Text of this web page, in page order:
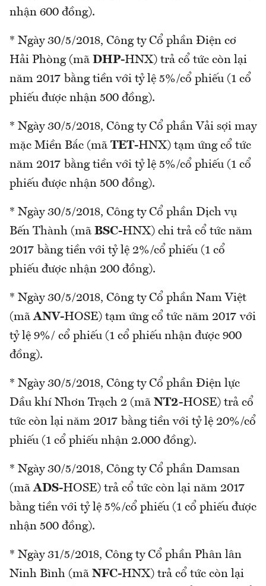
nhận 600 đồng).
* Ngày 30/5/2018, Công ty Cổ phần Điện cơ
Hải Phòng (mã DHP-HNX) trả cổ tức còn lại
năm 2017 bằng tiền với tỷ lệ 5%/cổ phiếu (1 cổ
phiếu được nhận 500 đồng).
* Ngày 30/5/2018, Công ty Cổ phần Vải sợi may
mặc Miền Bắc (mã TET-HNX) tạm ứng cổ tức
năm 2017 bằng tiền với tỷ lệ 5%/cổ phiếu (1 cổ
phiếu được nhận 500 đồng).
* Ngày 30/5/2018, Công ty Cổ phần Dịch vụ
Bến Thành (mã BSC-HNX) chi trả cổ tức năm
2017 bằng tiền với tỷ lệ 2%/cổ phiếu (1 cổ
phiếu được nhận 200 đồng).
* Ngày 30/5/2018, Công ty Cổ phần Nam Việt
(mãANV-HOSE) tạm ứng cổ tức năm 2017 với
tỷ lệ 9%/ cổ phiếu (1 cổ phiếu nhận được 900
đồng).
* Ngày 30/5/2018, Công ty Cổ phần Điện lực
Dầu khí Nhơn Trạch 2 (mã NT2-HOSE) trả cổ
tức còn lại năm 2017 bằng tiền với tỷ lệ 20%/cổ
phiếu (1 cổ phiếu nhận 2.000 đồng).
* Ngày 30/5/2018, Công ty Cổ phần Damsan
(mãADS-HOSE) trả cổ tức còn lại năm 2017
bằng tiền với tỷ lệ 5%/cổ phiếu (1 cổ phiếu được
nhận 500 đồng).
* Ngày 31/5/2018, Công ty Cổ phần Phân lân
Ninh Bình (mã NFC-HNX) trả cổ tức còn lại